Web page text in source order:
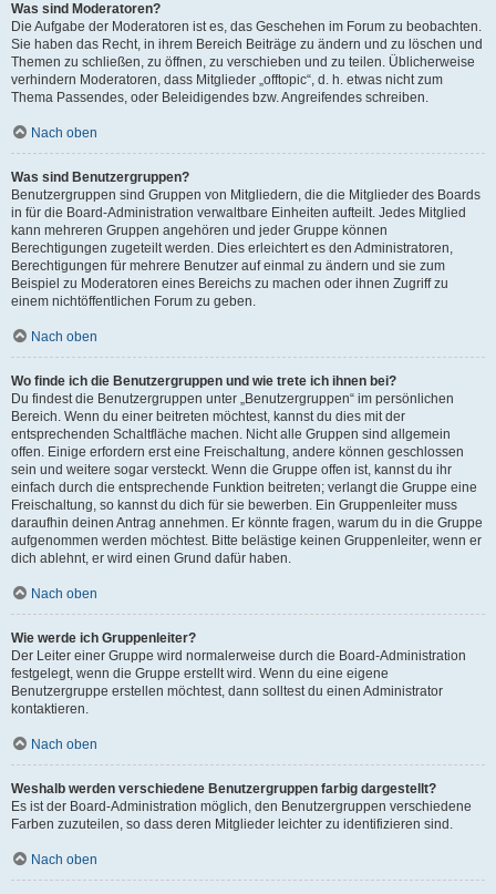
Was sind Moderatoren?
Die Aufgabe der Moderatoren ist es, das Geschehen im Forum zu beobachten.
Sie haben das Recht, in ihrem Bereich Beiträge zu ändern und zu löschen und
Themen zu schließen, zu öffnen, zu verschieben und zu teilen. Üblicherweise
verhindern Moderatoren, dass Mitglieder „offtopic“, d. h. etwas nicht zum
Thema Passendes, oder Beleidigendes bzw. Angreifendes schreiben.
Nach oben
Was sind Benutzergruppen?
Benutzergruppen sind Gruppen von Mitgliedern, die die Mitglieder des Boards
in für die Board-Administration verwaltbare Einheiten aufteilt. Jedes Mitglied
kann mehreren Gruppen angehören und jeder Gruppe können
Berechtigungen zugeteilt werden. Dies erleichtert es den Administratoren,
Berechtigungen für mehrere Benutzer auf einmal zu ändern und sie zum
Beispiel zu Moderatoren eines Bereichs zu machen oder ihnen Zugriff zu
einem nichtöffentlichen Forum zu geben.
Nach oben
Wo finde ich die Benutzergruppen und wie trete ich ihnen bei?
Du findest die Benutzergruppen unter „Benutzergruppen“ im persönlichen
Bereich. Wenn du einer beitreten möchtest, kannst du dies mit der
entsprechenden Schaltfläche machen. Nicht alle Gruppen sind allgemein
offen. Einige erfordern erst eine Freischaltung, andere können geschlossen
sein und weitere sogar versteckt. Wenn die Gruppe offen ist, kannst du ihr
einfach durch die entsprechende Funktion beitreten; verlangt die Gruppe eine
Freischaltung, so kannst du dich für sie bewerben. Ein Gruppenleiter muss
daraufhin deinen Antrag annehmen. Er könnte fragen, warum du in die Gruppe
aufgenommen werden möchtest. Bitte belästige keinen Gruppenleiter, wenn er
dich ablehnt, er wird einen Grund dafür haben.
Nach oben
Wie werde ich Gruppenleiter?
Der Leiter einer Gruppe wird normalerweise durch die Board-Administration
festgelegt, wenn die Gruppe erstellt wird. Wenn du eine eigene
Benutzergruppe erstellen möchtest, dann solltest du einen Administrator
kontaktieren.
Nach oben
Weshalb werden verschiedene Benutzergruppen farbig dargestellt?
Es ist der Board-Administration möglich, den Benutzergruppen verschiedene
Farben zuzuteilen, so dass deren Mitglieder leichter zu identifizieren sind.
Nach oben